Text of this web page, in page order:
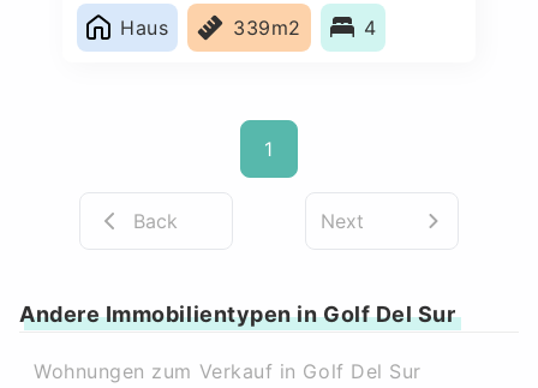
Haus
339m2 4
1
Back Next
Andere Immobilientypen in Golf Del Sur
Wohnungen zum Verkauf in Golf Del Sur